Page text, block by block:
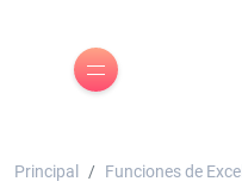
Principal Funciones de Excel